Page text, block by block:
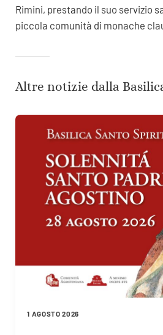
Rimini, prestando il suo servizio
piccola comunità di monache
Altre notizie dalla
1 AGOSTO 2026